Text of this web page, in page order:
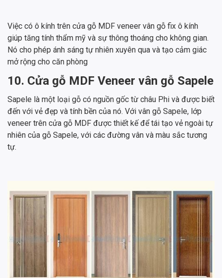
Việc có ô kính trên cửa gỗ MDF veneer vân gỗ fix ô kính
giúp tăng tính thẩm mỹ và sự thông thoáng cho không gian.
Nó cho phép ánh sáng tự nhiên xuyên qua và tạo cảm giác
mở rộng cho căn phòng
10. Cửa gỗ MDF Veneer vân gỗ Sapele
Sapele là một loại gỗ có nguồn gốc từ châu Phi và được biết
đến với vẻ đẹp và tính bền của nó. Với vân gỗ Sapele, lớp
veneer trên cửa gỗ MDF được thiết kế để tái tạo vẻ ngoài tự
nhiên của gỗ Sapele, với các đường vân và màu sắc tương
tự.